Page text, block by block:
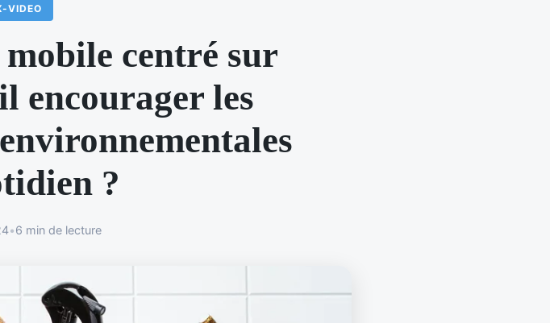
VIDEO
centré sur
encourager les
?
•6 min de lecture